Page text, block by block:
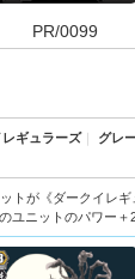
PR/0099
レギュラーズ｜ グレ
トが《ダークイレギ
ユニットのパワー＋